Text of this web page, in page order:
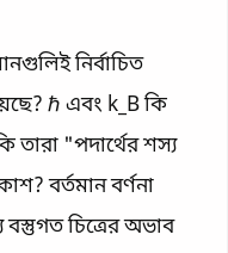
নির্বাচিত
ℏ এবং k_B কি
তারা "পদার্থের শস্য
বর্তমান বর্ণনা
চিত্রের অভাব